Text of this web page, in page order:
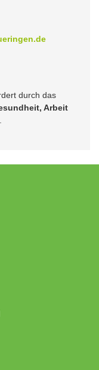
durch das
Arbeit